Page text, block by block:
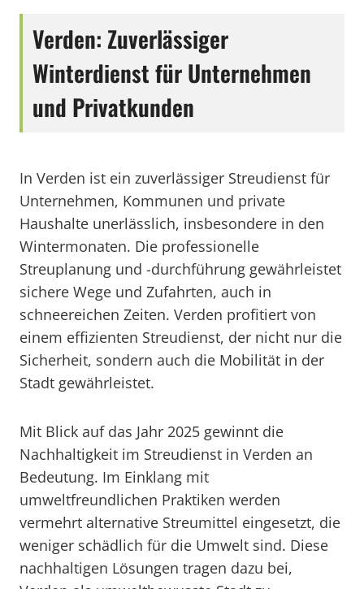
Verden: Zuverlässiger
Winterdienst für Unternehmen
und Privatkunden
In Verden ist ein zuverlässiger Streudienst für
Unternehmen, Kommunen und private
Haushalte unerlässlich, insbesondere in den
Wintermonaten. Die professionelle
Streuplanung und -durchführung gewährleistet
sichere Wege und Zufahrten, auch in
schneereichen Zeiten. Verden profitiert von
einem effizienten Streudienst, der nicht nur die
Sicherheit, sondern auch die Mobilität in der
Stadt gewährleistet.
Mit Blick auf das Jahr 2025 gewinnt die
Nachhaltigkeit im Streudienst in Verden an
Bedeutung. Im Einklang mit
umweltfreundlichen Praktiken werden
vermehrt alternative Streumittel eingesetzt, die
weniger schädlich für die Umwelt sind. Diese
nachhaltigen Lösungen tragen dazu bei,